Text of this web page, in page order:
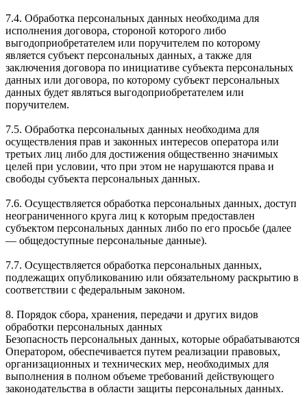
7.4. Обработка персональных данных необходима для
исполнения договора, стороной которого либо
выгодоприобретателем или поручителем по которому
является субъект персональных данных, а также для
заключения договора по инициативе субъекта персональных
данных или договора, по которому субъект персональных
данных будет являться выгодоприобретателем или
поручителем.
7.5. Обработка персональных данных необходима для
осуществления прав и законных интересов оператора или
третьих лиц либо для достижения общественно значимых
целей при условии, что при этом не нарушаются права и
свободы субъекта персональных данных.
7.6. Осуществляется обработка персональных данных, доступ
неограниченного круга лиц к которым предоставлен
субъектом персональных данных либо по его просьбе (далее
— общедоступные персональные данные).
7.7. Осуществляется обработка персональных данных,
подлежащих опубликованию или обязательному раскрытию в
соответствии с федеральным законом.
8. Порядок сбора, хранения, передачи и других видов
обработки персональных данных
Безопасность персональных данных, которые обрабатываются
Оператором, обеспечивается путем реализации правовых,
организационных и технических мер, необходимых для
выполнения в полном объеме требований действующего
законодательства в области защиты персональных данных.